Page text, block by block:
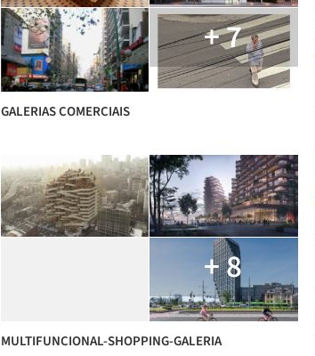
+ 7
GALERIAS COMERCIAIS
+ 8
MULTIFUNCIONAL-SHOPPING-GALERIA